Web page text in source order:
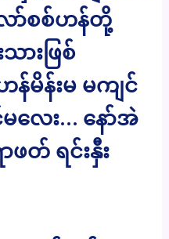
ော်စစ်ဟန်တို့
ားဖြစ်
မိန်းမ မကျင်
လေး… နော်အဲ
တ် ရင်းနှီး